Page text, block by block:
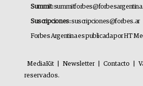
Summit:
Suscripciones:suscripciones@forbes.ar
Forbes Argentina es publicada por HT
MediaKit Newsletter Contacto
reservados.